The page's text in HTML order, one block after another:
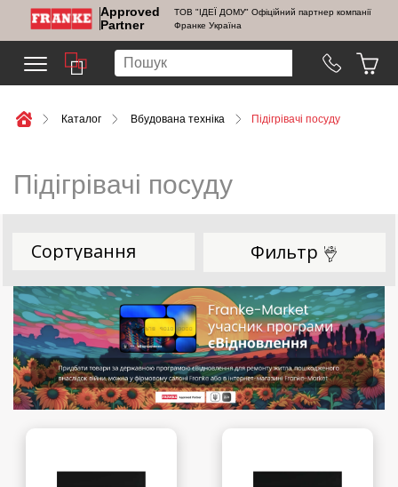
Approved
Partner
ТОВ "ІДЕЇ ДОМУ" Офіційний партнер компанії
Франке Україна
Каталог Вбудована техніка Підігрівачі посуду
Підігрівачі посуду
Фильтр